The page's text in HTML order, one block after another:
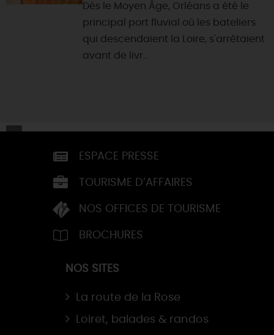
Dès le Moyen Âge, Orléans a été le
principal port fluvial où les bateliers
qui descendaient la Loire, s'arrêtaient
avant de livr...
ESPACE PRESSE
TOURISME D’AFFAIRES
NOS OFFICES DE TOURISME
BROCHURES
NOS SITES
La route de la Rose
Loiret, balades & randos